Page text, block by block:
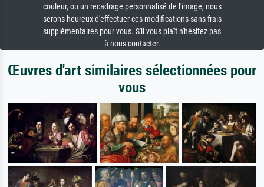
couleur, ou un recadrage personnalisé de l'image, nous
serons heureux d'effectuer ces modifications sans frais
supplémentaires pour vous. S'il vous plaît n'hésitez pas
à nous contacter.
Œuvres d'art similaires sélectionnées pour
vous